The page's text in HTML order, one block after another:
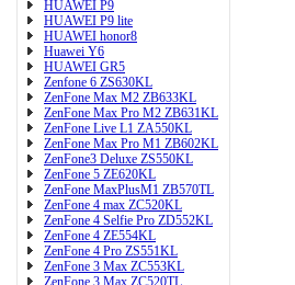
HUAWEI P9
HUAWEI P9 lite
HUAWEI honor8
Huawei Y6
HUAWEI GR5
Zenfone 6 ZS630KL
ZenFone Max M2 ZB633KL
ZenFone Max Pro M2 ZB631KL
ZenFone Live L1 ZA550KL
ZenFone Max Pro M1 ZB602KL
ZenFone3 Deluxe ZS550KL
ZenFone 5 ZE620KL
ZenFone MaxPlusM1 ZB570TL
ZenFone 4 max ZC520KL
ZenFone 4 Selfie Pro ZD552KL
ZenFone 4 ZE554KL
ZenFone 4 Pro ZS551KL
ZenFone 3 Max ZC553KL
ZenFone 3 Max ZC520TL